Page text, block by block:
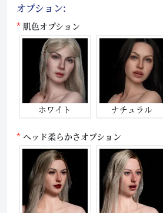
オプション:
肌色オプション
ホワイト ナチュラル
ヘッド柔らかさオプション